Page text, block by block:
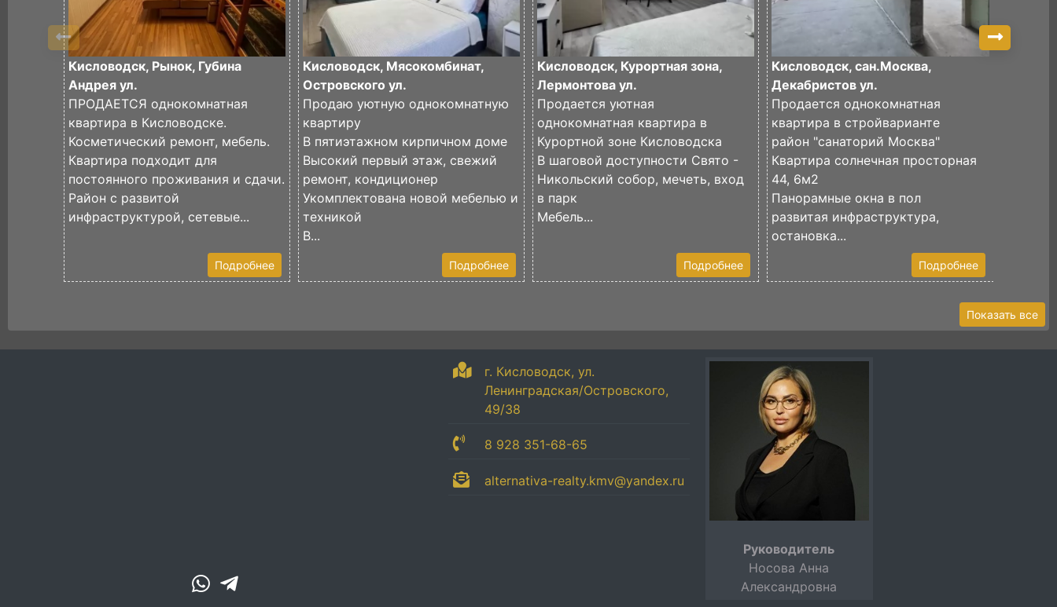
Кисловодск, Рынок, Губина
Андрея ул.
ПРОДАЕТСЯ однокомнатная
квартира в Кисловодске.
Косметический ремонт, мебель.
Квартира подходит для
постоянного проживания и сдачи.
Район с развитой
инфраструктурой, сетевые...
Подробнее
Кисловодск, Мясокомбинат,
Островского ул.
Продаю уютную однокомнатную
квартиру
В пятиэтажном кирпичном доме
Высокий первый этаж, свежий
ремонт, кондиционер
Укомплектована новой мебелью и
техникой
В...
Подробнее
Кисловодск, Курортная зона,
Лермонтова ул.
Продается уютная
однокомнатная квартира в
Курортной зоне Кисловодска
В шаговой доступности Свято -
Никольский собор, мечеть, вход
в парк
Мебель...
Подробнее
Кисловодск, сан.Москва,
Декабристов ул.
Продается однокомнатная
квартира в стройварианте
район "санаторий Москва"
Квартира солнечная просторная
44, 6м2
Панорамные окна в пол
развитая инфраструктура,
остановка...
Подробнее
Показать все
г. Кисловодск, ул.
Ленинградская/Островского,
49/38
8 928 351-68-65
alternativa-realty.kmv@yandex.ru
Руководитель
Носова Анна
Александровна